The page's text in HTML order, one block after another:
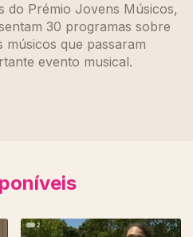
do Prémio Jovens Músicos,
30 programas sobre
que passaram
evento musical.